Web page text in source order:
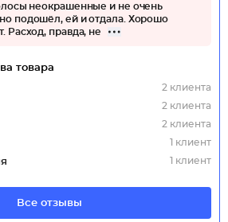
неокрашенные и не очень
подошёл, ей и отдала. Хорошо
Расход, правда, не
товара
2 клиента
2 клиента
2 клиента
1 клиент
1 клиент
Все отзывы